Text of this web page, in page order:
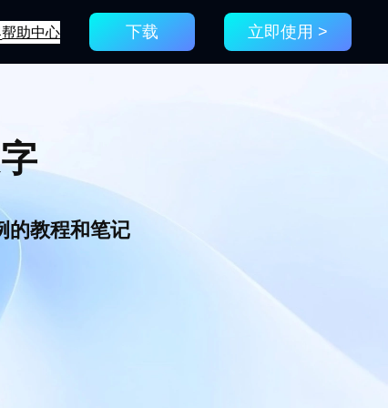
帮助中心 下载 立即使用 >
的教程和笔记